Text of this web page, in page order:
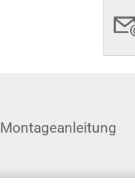
Montageanleitung